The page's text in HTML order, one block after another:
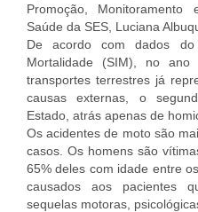
Promoção,
Saúde da SES, Luciana
De acordo com dados
Mortalidade (SIM), no
transportes terrestres já
causas externas, o
Estado, atrás apenas de
Os acidentes de moto são
casos. Os homens são
65% deles com idade entre
causados aos pacientes
sequelas motoras,